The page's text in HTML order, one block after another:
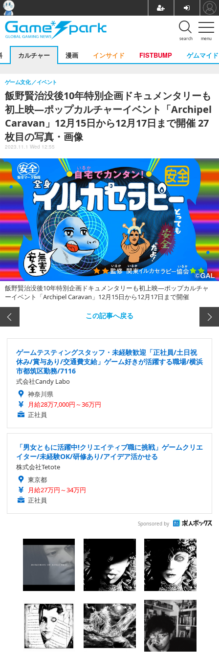
menu
search
カルチャー 漫画 インサイド FISTBUMP ゲムマイド
飯野賢治没後10年特別企画ドキュメンタリーも
初上映―ポップカルチャーイベント「Archipel
Caravan」12月15日から12月17日まで開催 27
枚目の写真・画像
ゲーム文化 イベント
2023.11.1 Wed 12:55
飯野賢治没後10年特別企画ドキュメンタリーも初上映―ポップカルチャ
ーイベント「Archipel Caravan」12月15日から12月17日まで開催
この記事へ戻る
ゲームテスティングスタッフ・未経験歓迎「正社員/土日祝
休み/賞与あり/交通費支給」ゲーム好きが活躍する職場/横浜
市都筑区勤務/7116
式会社Candy Labo
神奈川県
月給28万7,000円～36万円
正社員
「男女ともに活躍中!クリエイティブ職に挑戦」ゲームクリエ
イター/未経験OK/研修あり/アイデア活かせる
株式会社Tetote
東京都
月給27万円～34万円
正社員
Sponsored by